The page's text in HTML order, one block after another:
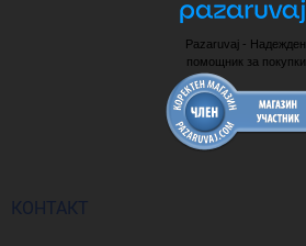
Pazaruvaj - Надежден
помощник за покупки
КОНТАКТ